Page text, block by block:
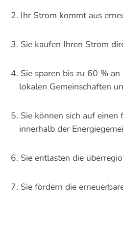
Ihr Strom kommt aus
Sie kaufen Ihren Strom
Sie sparen bis zu 60 %
lokalen Gemeinschaften
Sie können sich auf einen
innerhalb der
Sie entlasten die
Sie fördern die